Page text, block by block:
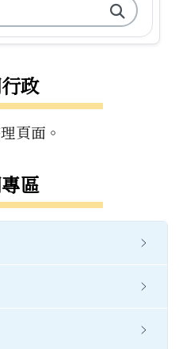
校網關鍵字
政
頁面。
區